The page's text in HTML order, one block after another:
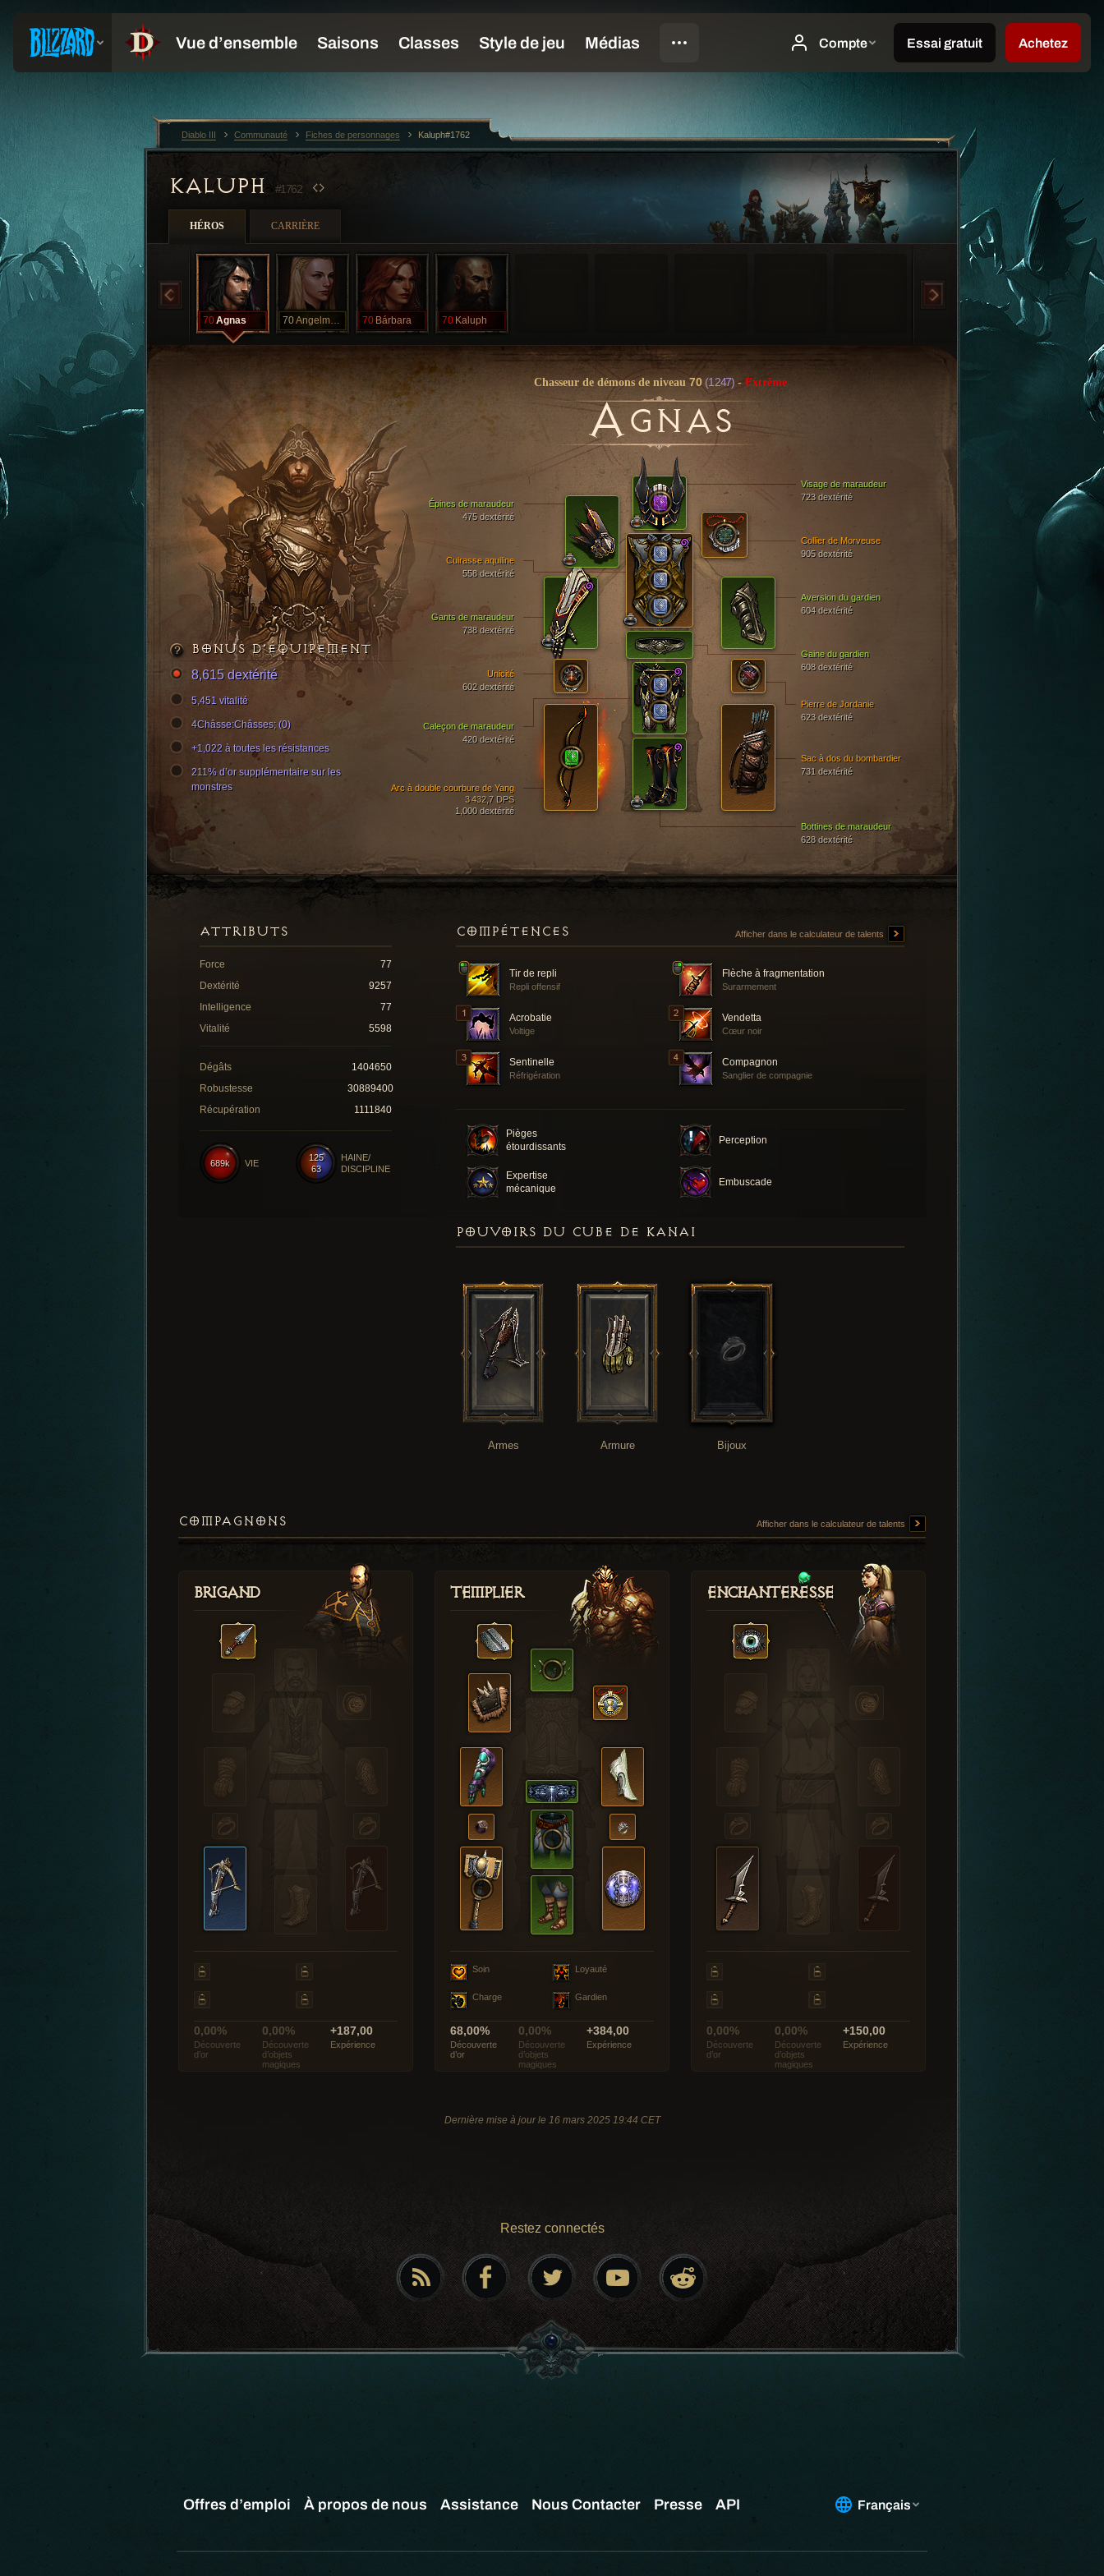
KALUPH #1762
HÉROS CARRIÈRE
70Agnas 70 Angelmarks 70 Bárbara 70 Kaluph
Chasseur de démons de niveau70 (1 247) - Extrême
AGNAS
Visage de maraudeur
723 dextérité
Cuirasse aquiline
558 dextérité
Bottines de maraudeur
628 dextérité
Gants de maraudeur
738 dextérité
Épines de maraudeur
475 dextérité
Caleçon de maraudeur
420 dextérité
Aversion du gardien
604 dextérité
Arc à double courbure de Yang
3 432,7 DPS
1,000 dextérité
Sac à dos du bombardier
731 dextérité
Gaine du gardien
608 dextérité
Pierre de Jordanie
623 dextérité
Unicité
602 dextérité
Collier de Morveuse
905 dextérité
BONUS D’ÉQUIPEMENT
8,615 dextérité
5,451 vitalité
4Châsse:Châsses; (0)
+1,022 à toutes les résistances
211% d’or supplémentaire sur les
monstres
COMPÉTENCES Afficher dans le calculateur de talents
Tir de repli
Repli offensif
Flèche à fragmentation
Surarmement
Acrobatie
Voltige
Vendetta
Cœur noir
Sentinelle
Réfrigération
Compagnon
Sanglier de compagnie
Pièges
étourdissants
Perception
Expertise
mécanique
Embuscade
ATTRIBUTS
Force
77
Dextérité
9257
Intelligence
77
Vitalité
5598
Dégâts
1404650
Robustesse
30889400
Récupération
1111840
125
63
HAINE/
DISCIPLINE
689k VIE
POUVOIRS DU CUBE DE KANAI
Armes Armure Bijoux
COMPAGNONS Afficher dans le calculateur de talents
Brigand
0,00%
Découverte
d’or
0,00%
Découverte
d’objets
magiques
+187,00
Expérience
Templier
Soin Loyauté
Charge Gardien
68,00%
Découverte
d’or
0,00%
Découverte
d’objets
magiques
+384,00
Expérience
Enchanteresse
0,00%
Découverte
d’or
0,00%
Découverte
d’objets
magiques
+150,00
Expérience
Dernière mise à jour le 16 mars 2025 19:44 CET
Restez connectés
Diablo III Communauté Fiches de personnages Kaluph#1762